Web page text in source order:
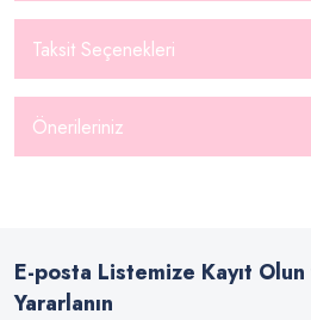
Taksit Seçenekleri
Önerileriniz
E-posta Listemize Kayıt
Yararlanın